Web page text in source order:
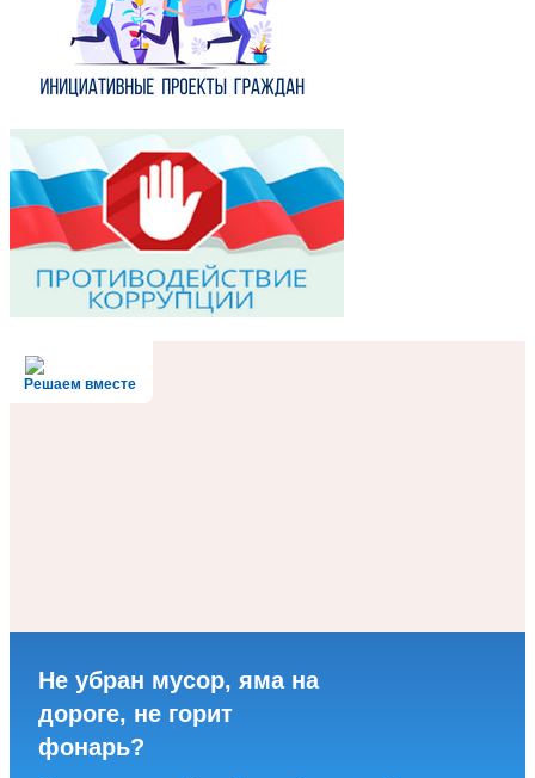
Решаем вместе
Не убран мусор, яма на
дороге, не горит
фонарь?